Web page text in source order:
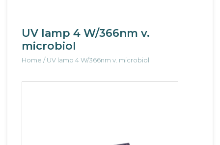
UV lamp 4 W/366nm v.
microbiol
Home /UV lamp 4 W/366nm v. microbiol